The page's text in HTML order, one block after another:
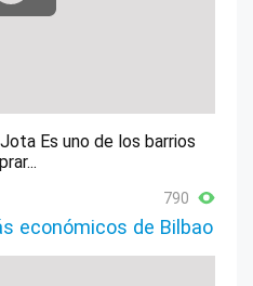
Es uno de los barrios
790
económicos de Bilbao